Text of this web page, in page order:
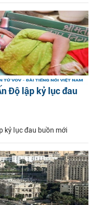
Độ lập kỷ lục đau
kỷ lục đau buồn mới